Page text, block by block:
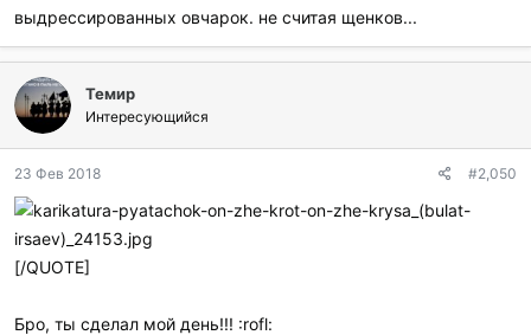
выдрессированных овчарок. не считая щенков...
Темир
Интересующийся
23 Фев 2018 #2,050
[/QUOTE]
Бро, ты сделал мой день!!! :rofl: